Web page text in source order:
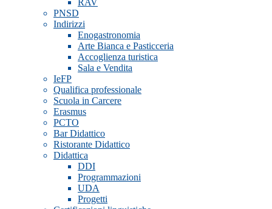
PNSD
Indirizzi
Enogastronomia
Arte Bianca e Pasticceria
Accoglienza turistica
Sala e Vendita
IeFP
Qualifica professionale
Scuola in Carcere
Erasmus
PCTO
Bar Didattico
Ristorante Didattico
Didattica
DDI
Programmazioni
UDA
Progetti